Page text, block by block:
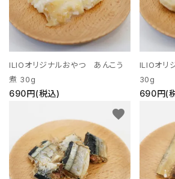
特定商取引法に基づく表記
プライバシーポリシー
お問い合わせ
ACCOUNT MENU
meeting_room ログイン person 新規会員登録
ILIOオリジナルおやつ あんこう
煮 30g
690円(税込)
ILIOオリ
30g
690円(
favorite